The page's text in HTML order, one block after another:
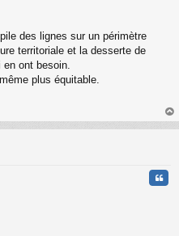
des lignes sur un périmètre
territoriale et la desserte de
en ont besoin.
plus équitable.
au